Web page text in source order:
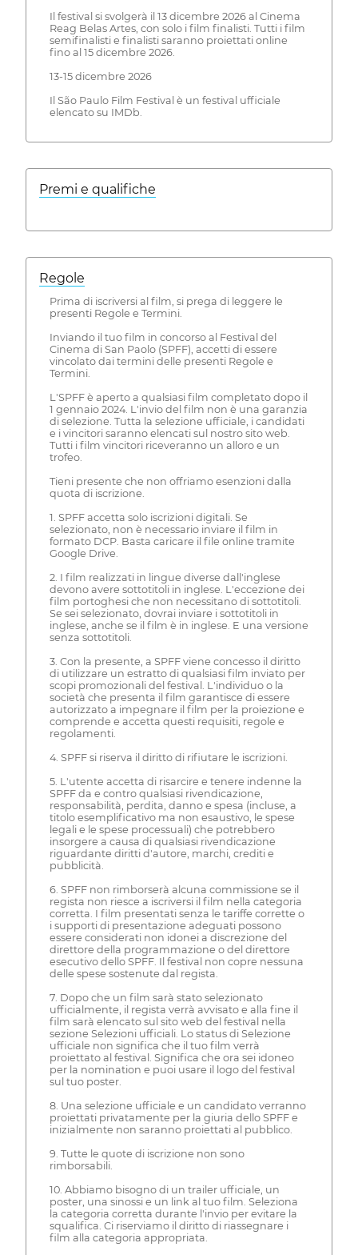
Il festival si svolgerà il 13 dicembre 2026 al Cinema
Reag Belas Artes, con solo i film finalisti. Tutti i film
semifinalisti e finalisti saranno proiettati online
fino al 15 dicembre 2026.
13-15 dicembre 2026
Il São Paulo Film Festival è un festival ufficiale
elencato su IMDb.
Premi e qualifiche
Regole
Prima di iscriversi al film, si prega di leggere le
presenti Regole e Termini.
Inviando il tuo film in concorso al Festival del
Cinema di San Paolo (SPFF), accetti di essere
vincolato dai termini delle presenti Regole e
Termini.
L'SPFF è aperto a qualsiasi film completato dopo il
1 gennaio 2024. L'invio del film non è una garanzia
di selezione. Tutta la selezione ufficiale, i candidati
e i vincitori saranno elencati sul nostro sito web.
Tutti i film vincitori riceveranno un alloro e un
trofeo.
Tieni presente che non offriamo esenzioni dalla
quota di iscrizione.
1. SPFF accetta solo iscrizioni digitali. Se
selezionato, non è necessario inviare il film in
formato DCP. Basta caricare il file online tramite
Google Drive.
2. I film realizzati in lingue diverse dall'inglese
devono avere sottotitoli in inglese. L'eccezione dei
film portoghesi che non necessitano di sottotitoli.
Se sei selezionato, dovrai inviare i sottotitoli in
inglese, anche se il film è in inglese. E una versione
senza sottotitoli.
3. Con la presente, a SPFF viene concesso il diritto
di utilizzare un estratto di qualsiasi film inviato per
scopi promozionali del festival. L'individuo o la
società che presenta il film garantisce di essere
autorizzato a impegnare il film per la proiezione e
comprende e accetta questi requisiti, regole e
regolamenti.
4. SPFF si riserva il diritto di rifiutare le iscrizioni.
5. L'utente accetta di risarcire e tenere indenne la
SPFF da e contro qualsiasi rivendicazione,
responsabilità, perdita, danno e spesa (incluse, a
titolo esemplificativo ma non esaustivo, le spese
legali e le spese processuali) che potrebbero
insorgere a causa di qualsiasi rivendicazione
riguardante diritti d'autore, marchi, crediti e
pubblicità.
6. SPFF non rimborserà alcuna commissione se il
regista non riesce a iscriversi il film nella categoria
corretta. I film presentati senza le tariffe corrette o
i supporti di presentazione adeguati possono
essere considerati non idonei a discrezione del
direttore della programmazione o del direttore
esecutivo dello SPFF. Il festival non copre nessuna
delle spese sostenute dal regista.
7. Dopo che un film sarà stato selezionato
ufficialmente, il regista verrà avvisato e alla fine il
film sarà elencato sul sito web del festival nella
sezione Selezioni ufficiali. Lo status di Selezione
ufficiale non significa che il tuo film verrà
proiettato al festival. Significa che ora sei idoneo
per la nomination e puoi usare il logo del festival
sul tuo poster.
8. Una selezione ufficiale e un candidato verranno
proiettati privatamente per la giuria dello SPFF e
inizialmente non saranno proiettati al pubblico.
9. Tutte le quote di iscrizione non sono
rimborsabili.
10. Abbiamo bisogno di un trailer ufficiale, un
poster, una sinossi e un link al tuo film. Seleziona
la categoria corretta durante l'invio per evitare la
squalifica. Ci riserviamo il diritto di riassegnare i
film alla categoria appropriata.